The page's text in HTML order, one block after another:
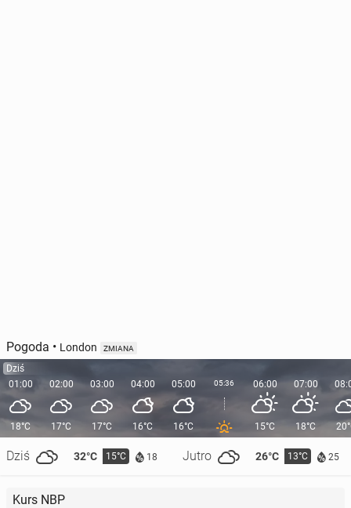
Pogoda • London ZMIANA
Dziś
01:00
18°C
Dziś 32°C 15°C 18 Jutro 26°C 13°C 25
02:00
17°C
03:00
17°C
04:00
16°C
05:00
16°C
05:36 06:00
15°C
07:00
18°C
Kurs NBP